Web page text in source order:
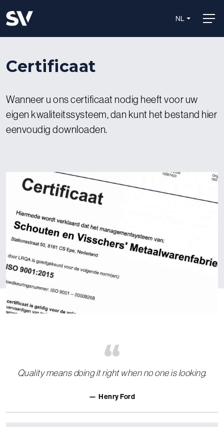
NL
Certificaat
Wanneer u ons certificaat nodig heeft voor uw
eigen kwaliteitssysteem, dan kunt het bestand hier
eenvoudig downloaden.
“
Quality means doing it right when no one is looking.
Henry Ford